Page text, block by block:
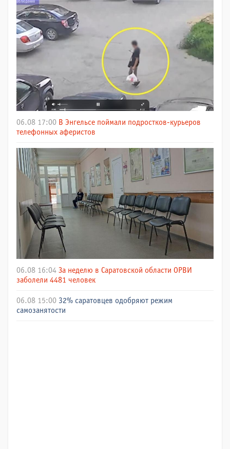
06.08 17:00 В Энгельсе поймали подростков-курьеров
телефонных аферистов
06.08 16:04 За неделю в Саратовской области ОРВИ
заболели 4481 человек
06.08 15:00 32% саратовцев одобряют режим
самозанятости